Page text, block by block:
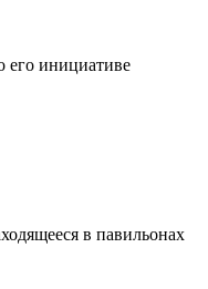
его инициативе
в павильонах